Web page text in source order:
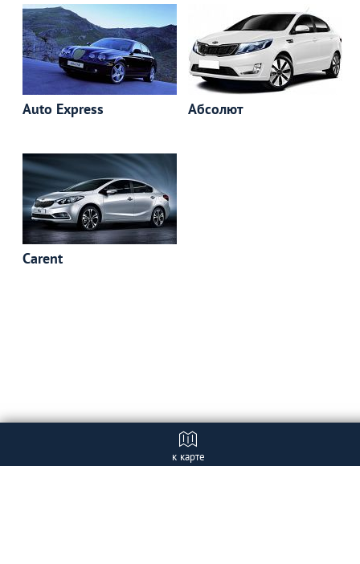
Auto Express Абсолют
Carent
к карте